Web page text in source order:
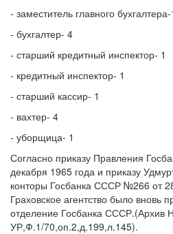
- заместитель главного бухгалтера-
- бухгалтер- 4
- старший кредитный инспектор- 1
- кредитный инспектор- 1
- старший кассир- 1
- вахтер- 4
- уборщица- 1
Согласно приказу Правления
декабря 1965 года и приказу
конторы Госбанка СССР №266 от
Граховское агентство было вновь
отделение Госбанка СССР.(Архив
УР,Ф.1/70,оп.2,д.199,л.145).